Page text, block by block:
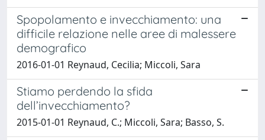
Spopolamento e invecchiamento: una
difficile relazione nelle aree di malessere
demografico
2016-01-01 Reynaud, Cecilia; Miccoli, Sara
Stiamo perdendo la sfida
dell’invecchiamento?
2015-01-01 Reynaud, C.; Miccoli, Sara; Basso, S.